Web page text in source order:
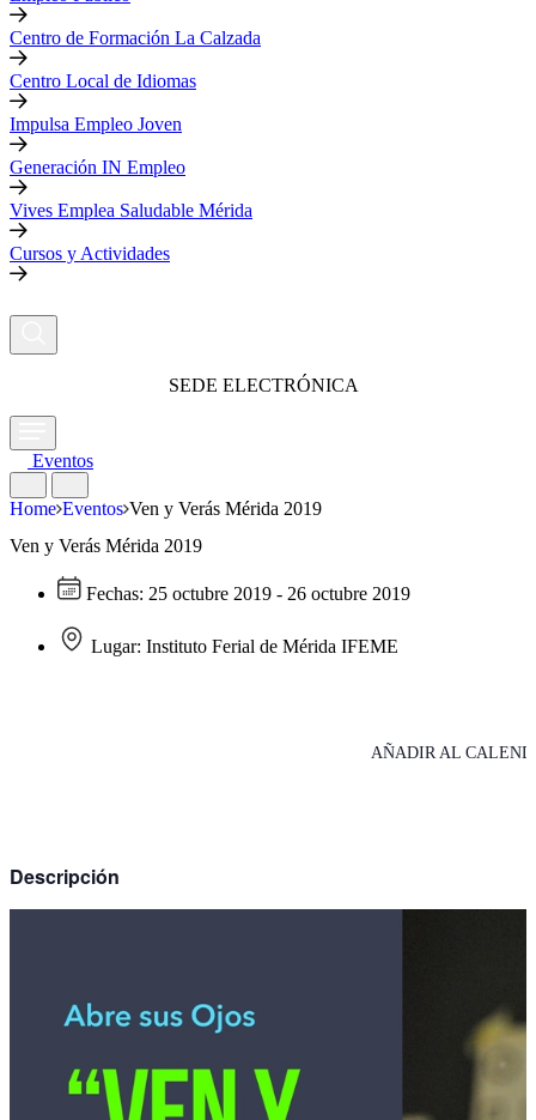
Centro de Formación La Calzada
Centro Local de Idiomas
Impulsa Empleo Joven
Generación IN Empleo
Vives Emplea Saludable Mérida
Cursos y Actividades
SEDE ELECTRÓNICA
Eventos
Home Eventos Ven y Verás Mérida 2019
Ven y Verás Mérida 2019
Fechas: 25 octubre 2019 - 26 octubre 2019
Lugar: Instituto Ferial de Mérida IFEME
AÑADIR AL
Descripción